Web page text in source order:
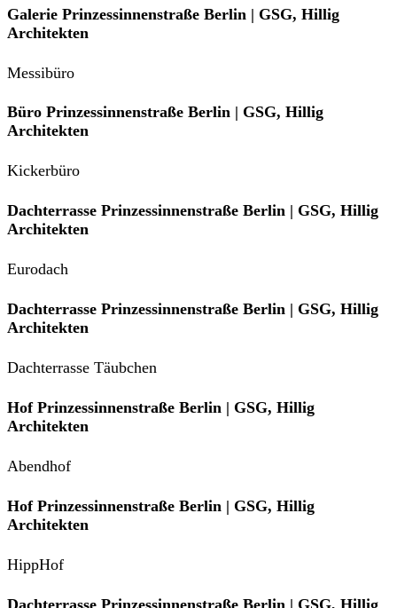
Galerie Prinzessinnenstraße Berlin | GSG, Hillig
Architekten
Messibüro
Büro Prinzessinnenstraße Berlin | GSG, Hillig
Architekten
Kickerbüro
Dachterrasse Prinzessinnenstraße Berlin | GSG, Hillig
Architekten
Eurodach
Dachterrasse Prinzessinnenstraße Berlin | GSG, Hillig
Architekten
Dachterrasse Täubchen
Hof Prinzessinnenstraße Berlin | GSG, Hillig
Architekten
Abendhof
Hof Prinzessinnenstraße Berlin | GSG, Hillig
Architekten
HippHof
Dachterrasse Prinzessinnenstraße Berlin | GSG, Hillig